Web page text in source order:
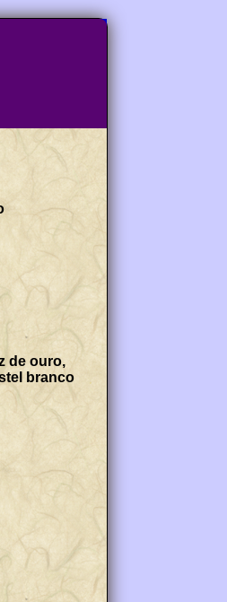
de ouro,
branco